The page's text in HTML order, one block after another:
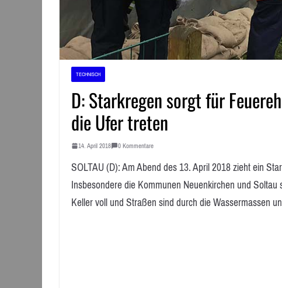
TECHNISCH
D: Starkregen sorgt für
die Ufer treten
14. April 2018 0 Kommentare
SOLTAU (D): Am Abend des 13. April 2018 zieht ein
Insbesondere die Kommunen Neuenkirchen und
Keller voll und Straßen sind durch die Wassermassen